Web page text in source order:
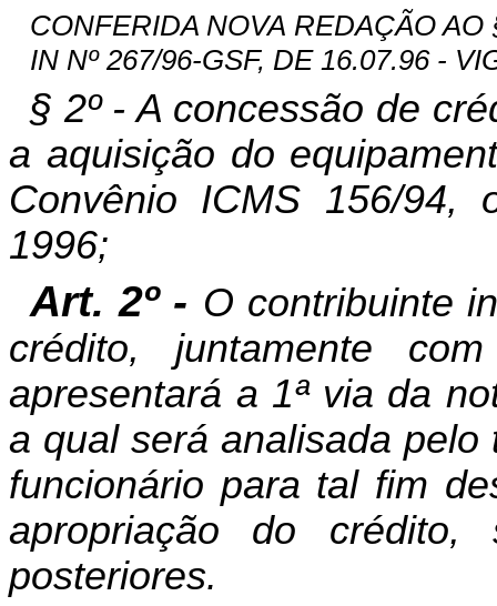
CONFERIDA NOVA REDAÇÃO AO
IN Nº 267/96-GSF, DE 16.07.96 -
§ 2º - A concessão de
a aquisição do
Convênio ICMS 156/94,
1996;
Art. 2º - O contribuinte
crédito, juntamente
apresentará a 1ª via da
a qual será analisada
funcionário para tal fim
apropriação do crédito,
posteriores.